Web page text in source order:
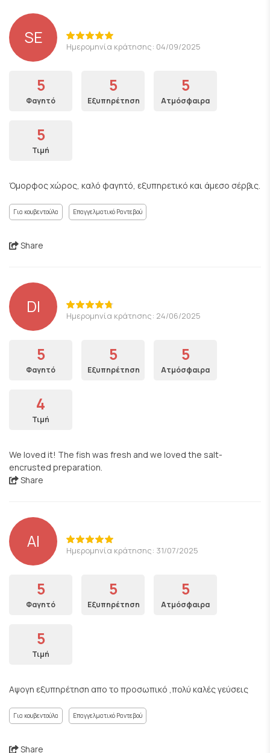
SE Ημερομηνία κράτησης: 04/09/2025
5
Φαγητό
5
Εξυπηρέτηση
5
Ατμόσφαιρα
5
Τιμή
Όμορφος χώρος, καλό φαγητό, εξυπηρετικό και άμεσο σέρβις.
Για κουβεντούλα Επαγγελματικό Ραντεβού
Share
DI Ημερομηνία κράτησης: 24/06/2025
5
Φαγητό
5
Εξυπηρέτηση
5
Ατμόσφαιρα
4
Τιμή
We loved it! The fish was fresh and we loved the salt-
encrusted preparation.
Share
ΑΙ Ημερομηνία κράτησης: 31/07/2025
5
Φαγητό
5
Εξυπηρέτηση
5
Ατμόσφαιρα
5
Τιμή
Αψογη εξυπηρέτηση απο το προσωπικό ,πολύ καλές γεύσεις
Για κουβεντούλα Επαγγελματικό Ραντεβού
Share